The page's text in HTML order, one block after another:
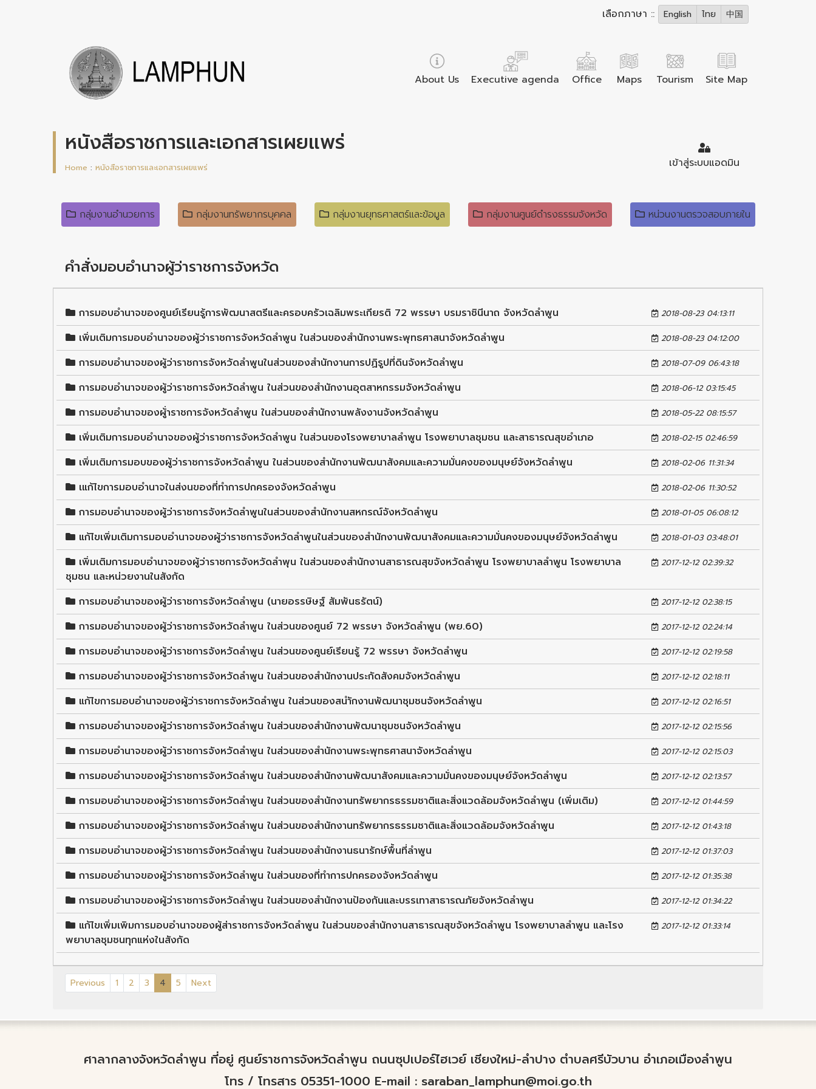
เลือกภาษา :: English ไทย 中国
About Us Executive agenda Office Maps Tourism Site Map
หนังสือราชการและเอกสารเผยแพร่
Home : หนังสือราชการและเอกสารเผยแพร่ เข้าสู่ระบบแอดมิน
กลุ่มงานอำนวยการ กลุ่มงานทรัพยากรบุคคล กลุ่มงานยุทธศาสตร์และข้อมูล กลุ่มงานศูนย์ดำรงธรรมจังหวัด หน่วนงานตรวจสอบภายใน
คำสั่งมอบอำนาจผู้ว่าราชการจังหวัด
การมอบอำนาจของศูนย์เรียนรู้การพัฒนาสตรีและครอบครัวเฉลิมพระเกียรติ 72 พรรษา บรมราชินีนาถ จังหวัดลำพูน 2018-08-23 04:13:11
เพิ่มเติมการมอบอำนาจของผู้ว่าราชการจังหวัดลำพูน ในส่วนของสำนักงานพระพุทธศาสนาจังหวัดลำพูน 2018-08-23 04:12:00
การมอบอำนาจของผู้ว่าราชการจังหวัดลำพูนในส่วนของสำนักงานการปฏิรูปที่ดินจังหวัดลำพูน 2018-07-09 06:43:18
การมอบอำนาจของผู้ว่าราชการจังหวัดลำพูน ในส่วนของสำนักงานอุตสาหกรรมจังหวัดลำพูน 2018-06-12 03:15:45
การมอบอำนาจของผู้่าราชการจังหวัดลำพูน ในส่วนของสำนักงานพลังงานจังหวัดลำพูน 2018-05-22 08:15:57
เพิ่มเติมการมอบอำนาจของผู้ว่าราชการจังหวัดลำพูน ในส่วนของโรงพยาบาลลำพูน โรงพยาบาลชุมชน และสาธารณสุขอำเภอ 2018-02-15 02:46:59
เพิ่มเติมการมอบของผู้ว่าราชการจังหวัดลำพูน ในส่วนของสำนักงานพัฒนาสังคมและความมั่นคงของมนุษย์จังหวัดลำพูน 2018-02-06 11:31:34
เแก้ไขการมอบอำนาจในส่งนของที่ทำการปกครองจังหวัดลำพูน 2018-02-06 11:30:52
การมอบอำนาจของผู้ว่าราชการจังหวัดลำพูนในส่วนของสำนักงานสหกรณ์จังหวัดลำพูน 2018-01-05 06:08:12
แก้ไขเพิ่มเติมการมอบอำนาจของผู้ว่าราชการจังหวัดลำพูนในส่วนของสำนักงานพัฒนาสังคมและความมั่นคงของมนุษย์จังหวัดลำพูน 2018-01-03 03:48:01
เพิ่มเติมการมอบอำนาจของผู้ว่าราชการจังหวัดลำพุน ในส่วนของสำนักงานสาธารณสุขจังหวัดลำพูน โรงพยาบาลลำพูน โรงพยาบาล
ชุมชน และหน่วยงานในสังกัด
2017-12-12 02:39:32
การมอบอำนาจของผู้ว่าราชการจังหวัดลำพูน (นายอรรษิษฐ์ สัมพันธรัตน์) 2017-12-12 02:38:15
การมอบอำนาจของผู้ว่าราชการจังหวัดลำพูน ในส่วนของศูนย์ 72 พรรษา จังหวัดลำพูน (พย.60) 2017-12-12 02:24:14
การมอบอำนาจของผู้ว่าราชการจังหวัดลำพูน ในส่วนของศูนย์เรียนรู้ 72 พรรษา จังหวัดลำพูน 2017-12-12 02:19:58
การมอบอำนาจของผู้ว่าราชการจังหวัดลำพูน ในส่วนของสำนักงานประกัดสังคมจังหวัดลำพูน 2017-12-12 02:18:11
แก้ไขการมอบอำนาจของผู้ว่าราชการจังหวัดลำพูน ในส่วนของสนำักงานพัฒนาชุมชนจังหวัดลำพูน 2017-12-12 02:16:51
การมอบอำนาจของผู้ว่าราชการจังหวัดลำพูน ในส่วนของสำนักงานพัฒนาชุมชนจังหวัดลำพูน 2017-12-12 02:15:56
การมอบอำนาจของผู้ว่าราชการจังหวัดลำพูน ในส่วนของสำนักงานพระพุทธศาสนาจังหวัดลำพูน 2017-12-12 02:15:03
การมอบอำนาจของผู้ว่าราชการจังหวัดลำพูน ในส่วนของสำนักงานพัฒนาสังคมและความมั่นคงของมนุษย์จังหวัดลำพูน 2017-12-12 02:13:57
การมอบอำนาจของผู้ว่าราชการจังหวัดลำพูน ในส่วนของสำนักงานทรัพยากรธรรมชาติและสิ่งแวดล้อมจังหวัดลำพูน (เพิ่มเติม) 2017-12-12 01:44:59
การมอบอำนาจของผู้ว่าราชการจังหวัดลำพูน ในส่วนของสำนักงานทรัพยากรธรรมชาติและสิ่งแวดล้อมจังหวัดลำพูน 2017-12-12 01:43:18
การมอบอำนาจของผู้ว่าราชการจังหวัดลำพูน ในส่วนของสำนักงานธนารักษ์พื้นที่ลำพูน 2017-12-12 01:37:03
การมอบอำนาจของผู้ว่าราชการจังหวัดลำพูน ในส่วนของที่ทำการปกครองจังหวัดลำพูน 2017-12-12 01:35:38
การมอบอำนาจของผู้ว่าราชการจังหวัดลำพูน ในส่วนของสำนักงานป้องกันและบรรเทาสาธารณภัยจังหวัดลำพูน 2017-12-12 01:34:22
แก้ไขเพิ่มเพิมการมอบอำนาจของผู้ส่าราชการจังหวัดลำพูน ในส่วนของสำนักงานสาธารณสุขจังหวัดลำพูน โรงพยาบาลลำพูน และโรง
พยาบาลชุมชนทุกแห่งในสังกัด
2017-12-12 01:33:14
Previous 1 2 3 4 (current)
5 Next
ศาลากลางจังหวัดลำพูน ที่อยู่ ศูนย์ราชการจังหวัดลำพูน ถนนซุปเปอร์ไฮเวย์ เชียงใหม่-ลำปาง ตำบลศรีบัวบาน อำเภอเมืองลำพูน
โทร / โทรสาร 05351-1000 E-mail : saraban_lamphun@moi.go.th